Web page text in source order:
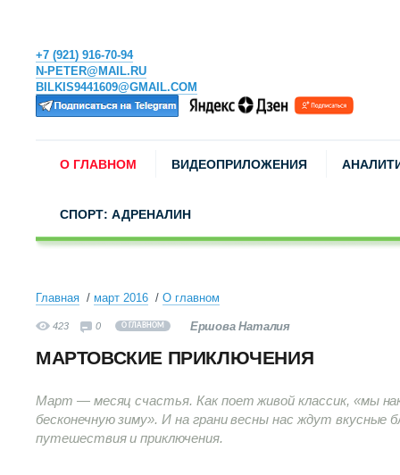
+7 (921) 916-70-94
N-PETER@MAIL.RU
BILKIS9441609@GMAIL.COM
О ГЛАВНОМ ВИДЕОПРИЛОЖЕНИЯ
СПОРТ: АДРЕНАЛИН
Главная март 2016 О главном
423 0 О ГЛАВНОМ Ершова Наталия
МАРТОВСКИЕ ПРИКЛЮЧЕНИЯ
Март — месяц счастья. Как поет живой классик, «мы
бесконечную зиму». И на грани весны нас ждут
путешествия и приключения.